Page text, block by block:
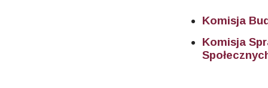
Komisja
Komisja